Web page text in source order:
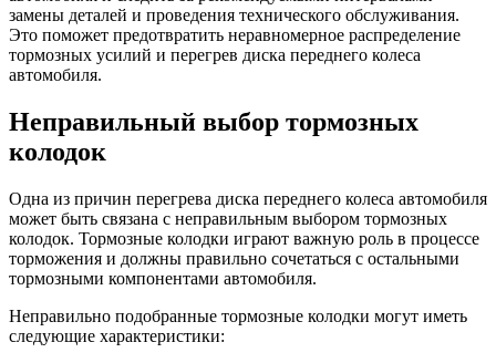
замены деталей и проведения технического обслуживания.
Это поможет предотвратить неравномерное распределение
тормозных усилий и перегрев диска переднего колеса
автомобиля.
Неправильный выбор тормозных
колодок
Одна из причин перегрева диска переднего колеса автомобиля
может быть связана с неправильным выбором тормозных
колодок. Тормозные колодки играют важную роль в процессе
торможения и должны правильно сочетаться с остальными
тормозными компонентами автомобиля.
Неправильно подобранные тормозные колодки могут иметь
следующие характеристики: